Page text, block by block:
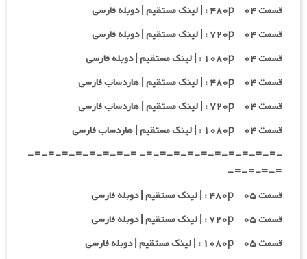
قسمت ۰۴ _ ۴۸۰p : | لینک مستقیم | دوبله فارسی
قسمت ۰۴ _ ۷۲۰p : | لینک مستقیم | دوبله فارسی
قسمت ۰۴ _ ۱۰۸۰p : | لینک مستقیم | دوبله فارسی
قسمت ۰۴ _ ۴۸۰p : | لینک مستقیم | هاردساب فارسی
قسمت ۰۴ _ ۷۲۰p : | لینک مستقیم | هاردساب فارسی
قسمت ۰۴ _ ۱۰۸۰p : | لینک مستقیم | هاردساب فارسی
-=-=-=-=-=-=-=-=-=-=- =-=-=-=-=-=-=-=-
=-=-=-=-
قسمت ۰۵ _ ۴۸۰p : | لینک مستقیم | دوبله فارسی
قسمت ۰۵ _ ۷۲۰p : | لینک مستقیم | دوبله فارسی
قسمت ۰۵ _ ۱۰۸۰p : | لینک مستقیم | دوبله فارسی